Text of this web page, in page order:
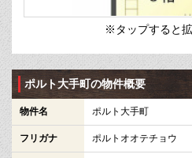
※タップすると
ポルト大手町の物件概要
物件名 ポルト大手町
フリガナ ポルトオオテチョウ